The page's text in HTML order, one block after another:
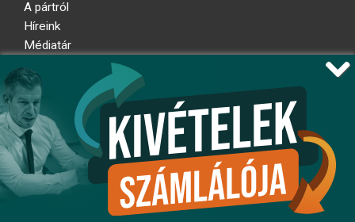
A pártról
Híreink
Médiatár
Adatkezelési nyilatkozat
Átláthatósági nyilatkozat
Ugrás az oldal tetejére
Kövessen minket!